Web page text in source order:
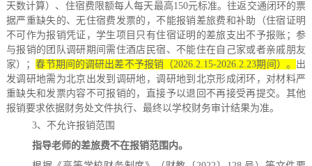
天数计算）、住宿费限额每人每天最高150元标准。往返交通闭环的票
据严重缺失的、无住宿费发票的，不能报销差旅费和补助（住宿证明
不可作为报销凭证，学生项目只有住宿证明的差旅支出不予报账；参
与报销的团队调研期间需住酒店民宿、不能住在自己家或者亲戚朋友
家）；春节期间的调研出差不予报销（2026.2.15-2026.2.23期间）。 出
发调研地需为北京出发到调研地，调研地到北京形成闭环，对材料严
重缺失和发票内容不可报销的，直接予以退回不再接受再提交。其他
报销要求依据财务处文件执行、最终以学校财务审计结果为准。
3、不允许报销范围
指导老师的差旅费不在报销范围内。